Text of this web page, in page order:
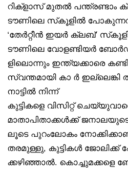
റിക്‌ളാസ് മുതൽ പന്ത്രണ്ടാം
ടൗണിലെ സ്‌കൂളിൽ
‘തേർറ്റീൻ ഇയർ ക്ലബ്’
ടൗണിലെ വോളണ്ടിയർ
ളിലൊന്നും ഇന്ത്യക്കാരെ
സ്വന്തമായി കാ ർ
നാട്ടിൽ നിന്ന്
കുട്ടികളെ വിസിറ്റ്
മാതാപിതാക്കൾക്ക്
ലൂടെ പുറംലോകം
തരമുള്ളു, കുട്ടികൾ ജോലിക്ക്
ക്കഴിഞ്ഞാൽ. കൊച്ചുമക്കളെ